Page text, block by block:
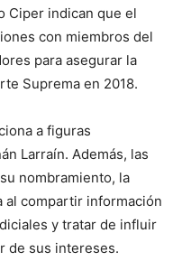
Ciper indican que el
con miembros del
para asegurar la
Suprema en 2018.
a figuras
Larraín. Además, las
nombramiento, la
al compartir información
y tratar de influir
de sus intereses.